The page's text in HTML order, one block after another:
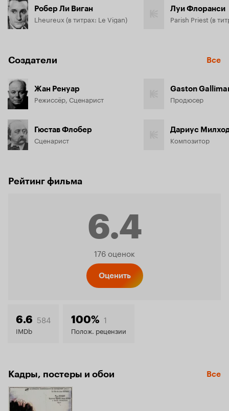
Робер Ли Виган
Lheureux (в титрах: Le Vigan)
Луи Флоранси
Создатели Все
Жан Ренуар
Режиссёр, Сценарист
Гюстав Флобер
Сценарист
Gaston
Продюсер
Дариус
Композитор
Рейтинг фильма
6.4
Рейтинг
6.4
176 оценок
Оценить
6.6 584
IMDb
100% 1
Полож. рецензии
Кадры, постеры и обои Все